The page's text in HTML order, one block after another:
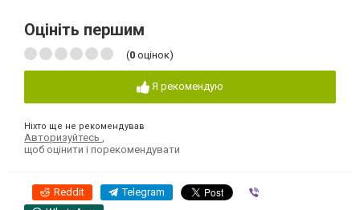
Оцініть першим
(0 оцінок)
Я рекомендую
Ніхто ще не рекомендував
Авторизуйтесь
щоб оцінити і порекомендувати
Reddit Telegram